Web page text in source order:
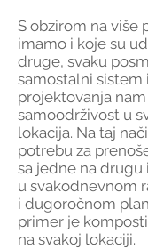
S obzirom na više
imamo i koje su
druge, svaku
samostalni sistem
projektovanja
samoodrživost u
lokacija. Na taj
potrebu za
sa jedne na drugu
u svakodnevnom
i dugoročnom
primer je
na svakoj lokaciji.